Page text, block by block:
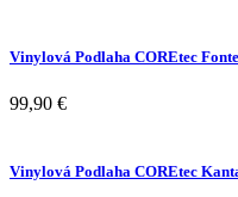
Vinylová Podlaha COREtec
99,90 €
Vinylová Podlaha COREtec